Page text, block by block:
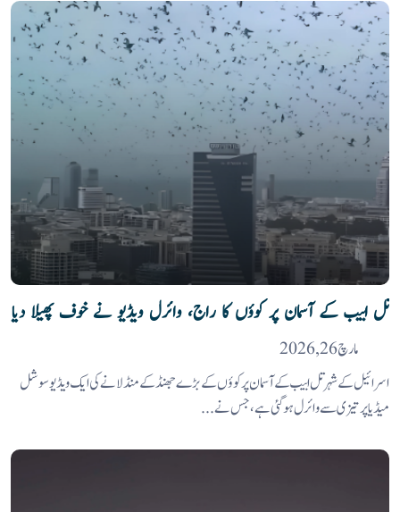
تل ابیب کے آسمان پر کوؤں کا راج، وائرل ویڈیو نے خوف پھیلا دیا
مارچ 26, 2026
اسرائیل کے شہر تل ابیب کے آسمان پر کوؤں کے بڑے جھنڈ کے منڈلانے کی ایک ویڈیو سوشل
میڈیا پر تیزی سے وائرل ہو گئی ہے، جس نے...